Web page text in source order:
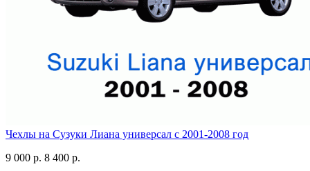
Чехлы на Сузуки Лиана универсал с 2001-2008 год
9 000 р. 8 400 р.